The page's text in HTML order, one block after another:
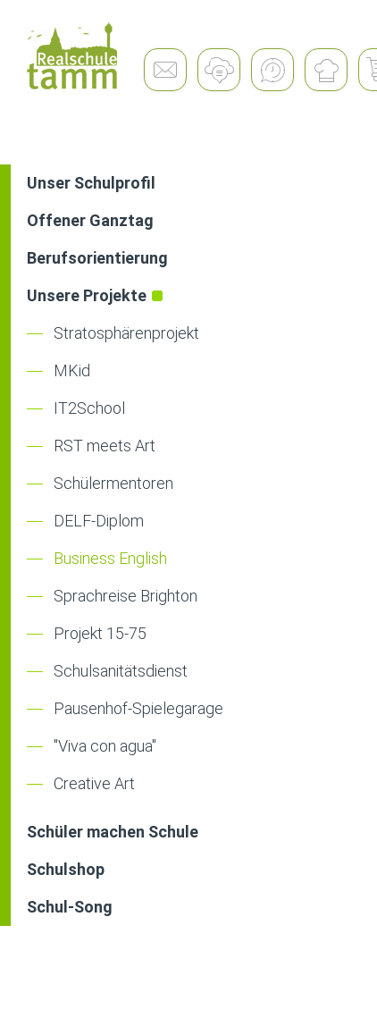
Schulleben
Unser Schulprofil
Offener Ganztag
Berufsorientierung
Unsere Projekte
Stratosphärenprojekt
MKid
IT2School
RST meets Art
Schülermentoren
DELF-Diplom
Business English
Sprachreise Brighton
Projekt 15-75
Schulsanitätsdienst
Pausenhof-Spielegarage
"Viva con agua"
Creative Art
Schüler machen Schule
Schulshop
Schul-Song